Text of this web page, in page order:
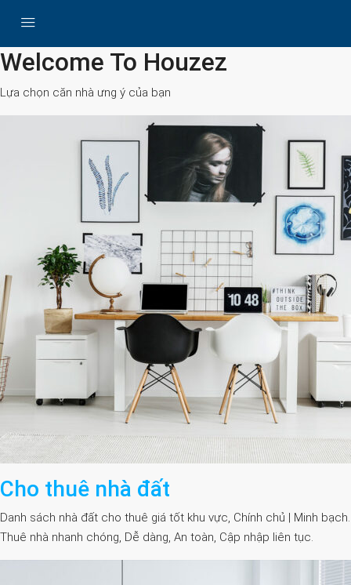
Search
Welcome To Houzez
Lựa chọn căn nhà ưng ý của bạn
Cho thuê nhà đất
Danh sách nhà đất cho thuê giá tốt khu vực, Chính chủ | Minh bạch.
Thuê nhà nhanh chóng, Dễ dàng, An toàn, Cập nhập liên tục.